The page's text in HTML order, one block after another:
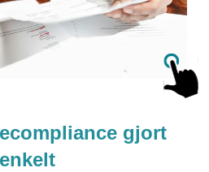
gjort
enkelt